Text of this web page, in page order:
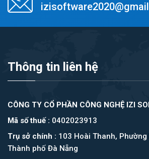
Thông tin liên hệ
CÔNG TY CỔ PHẦN CÔNG NGHỆ IZI
Mã số thuế : 0402023913
Trụ sở chính : 103 Hoài Thanh, Phường
Thành phố Đà Nẵng